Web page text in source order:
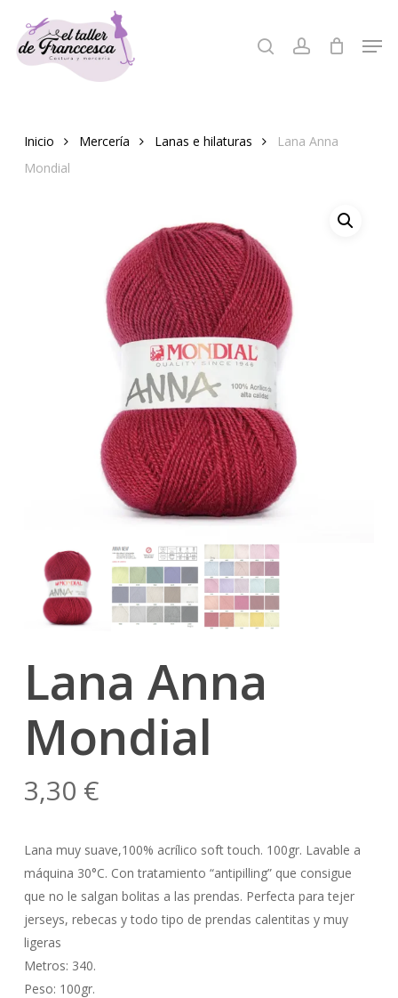
main
search account
Inicio Mercería Lanas e hilaturas
Lana Anna
Mondial
Lana Anna
Mondial
3,30 €
Lana muy suave,100% acrílico soft touch. 100gr. Lavable a
máquina 30°C. Con tratamiento “antipilling” que consigue
que no le salgan bolitas a las prendas. Perfecta para tejer
jerseys, rebecas y todo tipo de prendas calentitas y muy
ligeras
Metros: 340.
Peso: 100gr.
Close